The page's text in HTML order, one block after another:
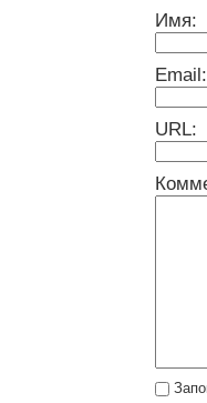
Имя:
Email:
URL: